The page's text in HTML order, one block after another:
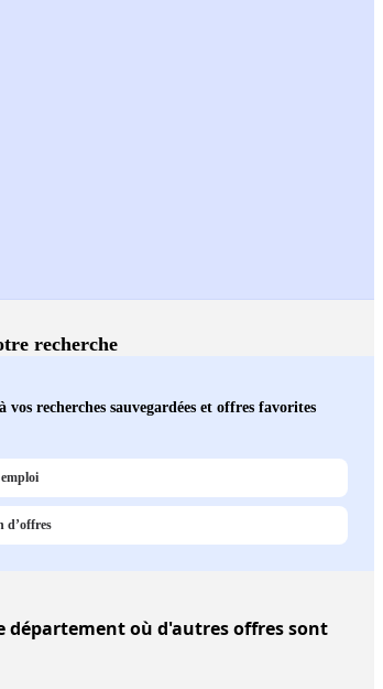
recherche
vos recherches sauvegardées et offres favorites
d’offres
département où d'autres offres sont